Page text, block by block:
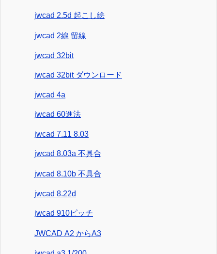
jwcad 2.5d 起こし絵
jwcad 2線 留線
jwcad 32bit
jwcad 32bit ダウンロード
jwcad 4a
jwcad 60進法
jwcad 7.11 8.03
jwcad 8.03a 不具合
jwcad 8.10b 不具合
jwcad 8.22d
jwcad 910ピッチ
JWCAD A2 からA3